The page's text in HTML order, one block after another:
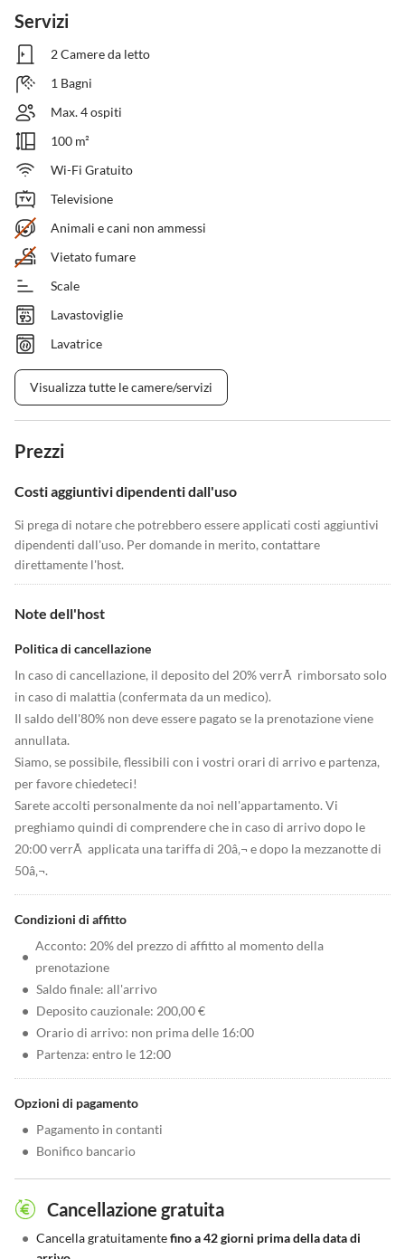
Servizi
2 Camere da letto
1 Bagni
Max. 4 ospiti
100 m²
Wi-Fi Gratuito
Televisione
Animali e cani non ammessi
Vietato fumare
Scale
Lavastoviglie
Lavatrice
Visualizza tutte le camere/servizi
Prezzi
Costi aggiuntivi dipendenti dall'uso
Si prega di notare che potrebbero essere applicati costi aggiuntivi
dipendenti dall'uso. Per domande in merito, contattare
direttamente l'host.
Note dell'host
Politica di cancellazione
In caso di cancellazione, il deposito del 20% verrÃ rimborsato solo
in caso di malattia (confermata da un medico).
Il saldo dell'80% non deve essere pagato se la prenotazione viene
annullata.
Siamo, se possibile, flessibili con i vostri orari di arrivo e partenza,
per favore chiedeteci!
Sarete accolti personalmente da noi nell'appartamento. Vi
preghiamo quindi di comprendere che in caso di arrivo dopo le
20:00 verrÃ applicata una tariffa di 20â‚¬ e dopo la mezzanotte di
50â‚¬.
Condizioni di affitto
•
Acconto: 20% del prezzo di affitto al momento della
prenotazione
• Saldo finale: all'arrivo
• Deposito cauzionale: 200,00 €
• Orario di arrivo: non prima delle 16:00
• Partenza: entro le 12:00
Opzioni di pagamento
• Pagamento in contanti
• Bonifico bancario
Cancellazione gratuita
• Cancella gratuitamentefino a 42 giorni prima della data di